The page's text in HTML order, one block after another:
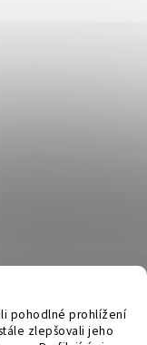
pohodlné prohlížení
zlepšovali jeho